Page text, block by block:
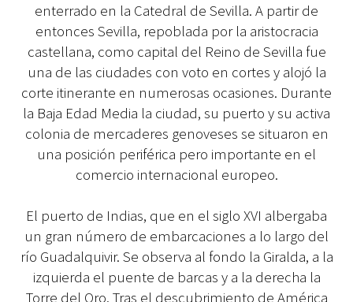
enterrado en la Catedral de Sevilla. A partir de
entonces Sevilla, repoblada por la aristocracia
castellana, como capital del Reino de Sevilla fue
una de las ciudades con voto en cortes y alojó la
corte itinerante en numerosas ocasiones. Durante
la Baja Edad Media la ciudad, su puerto y su activa
colonia de mercaderes genoveses se situaron en
una posición periférica pero importante en el
comercio internacional europeo.
El puerto de Indias, que en el siglo XVI albergaba
un gran número de embarcaciones a lo largo del
río Guadalquivir. Se observa al fondo la Giralda, a la
izquierda el puente de barcas y a la derecha la
Torre del Oro. Tras el descubrimiento de América